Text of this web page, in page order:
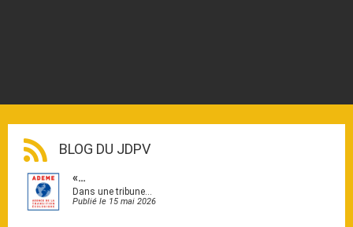
BLOG DU JDPV
«…
Dans une tribune…
Publié le 15 mai 2026